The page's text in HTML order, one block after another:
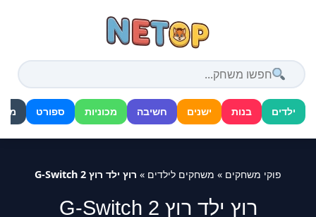
ילדים בנות ישנים חשיבה מכוניות ספורט
פוקי משחקים » משחקים לילדים » רוץ ילד רוץ 2 G-Switch
רוץ ילד רוץ 2 G-Switch